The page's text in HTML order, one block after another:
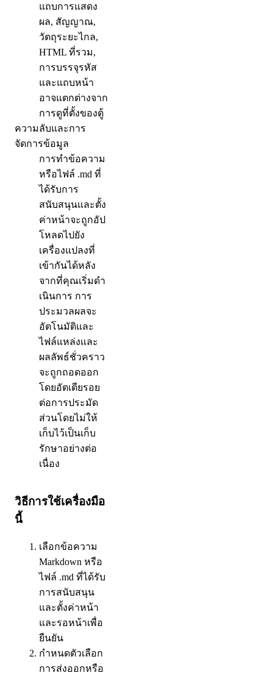
แถบการแสดง
ผล, สัญญาณ,
วัตถุระยะไกล,
HTML ที่รวม,
การบรรจุรหัส
และแถบหน้า
อาจแตกต่างจาก
การดูที่ตั้งของตู้
ความลับและการ
จัดการข้อมูล
การทําข้อความ
หรือไฟล์ .md ที่
ได้รับการ
สนับสนุนและตั้ง
ค่าหน้าจะถูกอัป
โหลดไปยัง
เครื่องแปลงที่
เข้ากันได้หลัง
จากที่คุณเริ่มดํา
เนินการ การ
ประมวลผลจะ
อัตโนมัติและ
ไฟล์แหล่งและ
ผลลัพธ์ชั่วคราว
จะถูกถอดออก
โดยอัตเตียรอย
ต่อการประมัด
ส่วนโดยไม่ให้
เก็บไว้เป็นเก็บ
รักษาอย่างต่อ
เนื่อง
วิธีการใช้เครื่องมือ
นี้
เลือกข้อความ
Markdown หรือ
ไฟล์ .md ที่ได้รับ
การสนับสนุน
และตั้งค่าหน้า
และรอหน้าเพื่อ
ยืนยัน
กําหนดตัวเลือก
การส่งออกหรือ